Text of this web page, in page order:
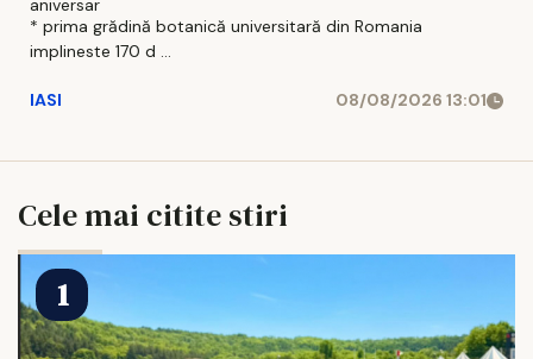
aniversar
* prima grădină botanică universitară din Romania
implineste 170 d ...
IASI 08/08/2026 13:01
Cele mai citite stiri